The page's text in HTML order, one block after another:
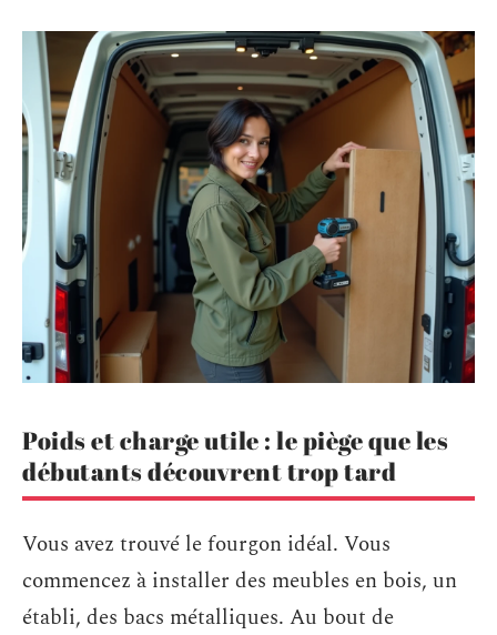
Poids et charge utile : le piège que les
débutants découvrent trop tard
Vous avez trouvé le fourgon idéal. Vous
commencez à installer des meubles en bois, un
établi, des bacs métalliques. Au bout de